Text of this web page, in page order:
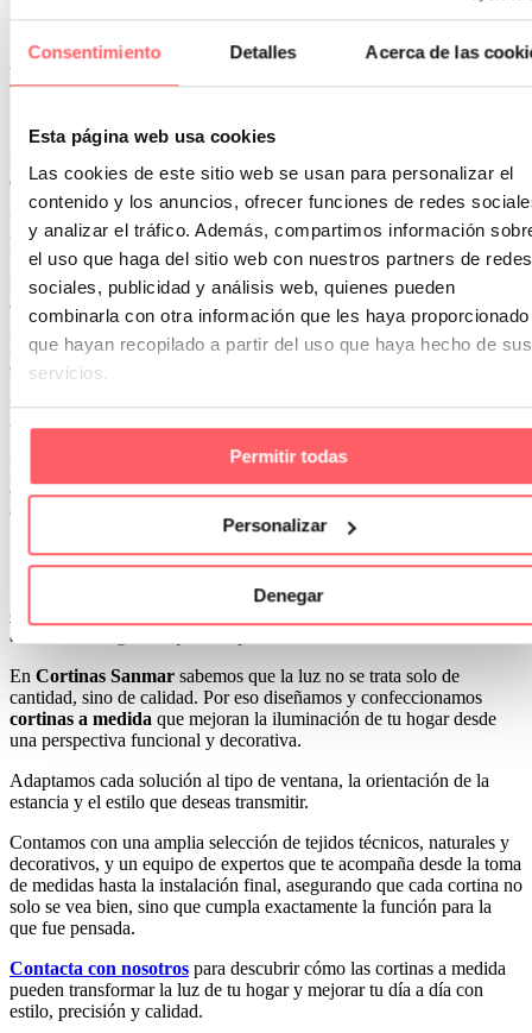
Consentimiento Detalles Acerca de las
Esta página web usa cookies
Las cookies de este sitio web se usan para personalizar el
contenido y los anuncios, ofrecer funciones de redes
y analizar el tráfico. Además, compartimos información
el uso que haga del sitio web con nuestros partners de redes
sociales, publicidad y análisis web, quienes pueden
combinarla con otra información que les haya proporcionado
que hayan recopilado a partir del uso que haya hecho de sus
servicios.
Permitir todas
Personalizar
Denegar
Luz y bienestar: la dimensión emocional
La manera en la que percibimos la luz tiene una dimensión
emocional.
Una habitación en la que entra una luz suave, bien gestionada por
las cortinas, se percibe como más acogedora, tranquila y relajante.
En cambio, una luz mal dirigida puede provocar incomodidad,
cansancio visual e incluso sensación de desorden.
Los textiles ayudan a construir esa experiencia sensorial. Una
cortina que baila ligeramente con el aire crea movimiento, vida.
Un tejido cálido proyectado por la luz dorada del atardecer convierte
un salón en un refugio.
Por eso, las decisiones que se toman en torno a las cortinas deben
considerarse con la misma importancia que el color de las paredes o
el diseño del mobiliario.
Si necesitas más información sobreel papel clave que tienen las
cortinas en los proyectos de interiorismo
artículo de blog en el que lo especificamos con más detalle.
En Cortinas Sanmar sabemos que la luz no se trata solo de
cantidad, sino de calidad. Por eso diseñamos y confeccionamos
cortinas a medida que mejoran la iluminación de tu hogar desde
una perspectiva funcional y decorativa.
Adaptamos cada solución al tipo de ventana, la orientación de la
estancia y el estilo que deseas transmitir.
Contamos con una amplia selección de tejidos técnicos, naturales y
decorativos, y un equipo de expertos que te acompaña desde la toma
de medidas hasta la instalación final, asegurando que cada cortina no
solo se vea bien, sino que cumpla exactamente la función para la
que fue pensada.
Contacta con nosotros para descubrir cómo las cortinas a medida
pueden transformar la luz de tu hogar y mejorar tu día a día con
estilo, precisión y calidad.